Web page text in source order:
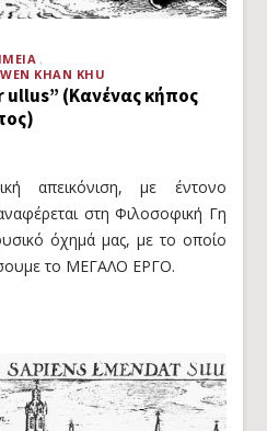
KHAN KHU
(Κανένας κήπος
απεικόνιση, με έντονο
στη Φιλοσοφική Γη
όχημά μας, με το οποίο
το ΜΕΓΑΛΟ ΕΡΓΟ.